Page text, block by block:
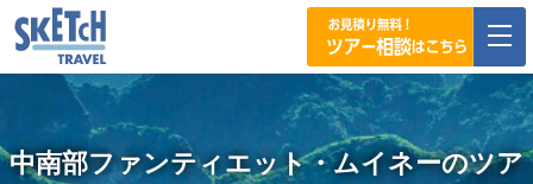
中南部ファンティエット・ムイネーのツア